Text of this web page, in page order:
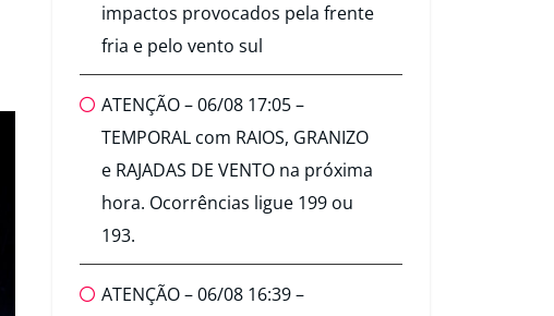
impactos provocados pela frente
fria e pelo vento sul
ATENÇÃO – 06/08 17:05 –
TEMPORAL com RAIOS, GRANIZO
e RAJADAS DE VENTO na próxima
hora. Ocorrências ligue 199 ou
193.
ATENÇÃO – 06/08 16:39 –